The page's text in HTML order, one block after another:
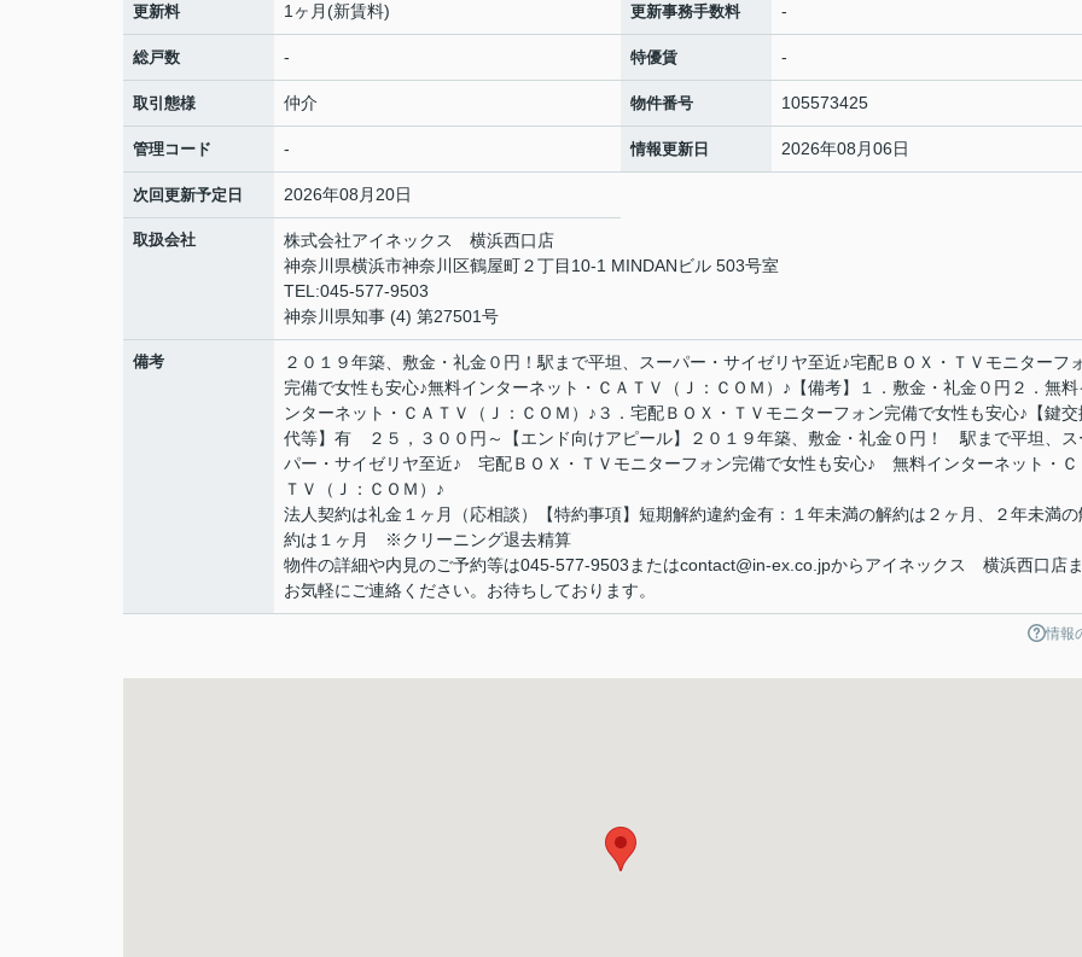
更新料 1ヶ月(新賃料) 更新事務手数料 -
総戸数 - 特優賃 -
取引態様 仲介 物件番号 105573425
管理コード - 情報更新日 2026年08月06日
次回更新予定日 2026年08月20日
取扱会社
株式会社アイネックス 横浜西口店
神奈川県横浜市神奈川区鶴屋町２丁目10-1 MINDANビル 503号室
TEL:045-577-9503
神奈川県知事 (4) 第27501号
備考
２０１９年築、敷金・礼金０円！駅まで平坦、スーパー・サイゼリヤ至近♪宅配ＢＯＸ・ＴＶモニターフ
完備で女性も安心♪無料インターネット・ＣＡＴＶ（Ｊ：ＣＯＭ）♪【備考】１．敷金・礼金０円２．無料
ンターネット・ＣＡＴＶ（Ｊ：ＣＯＭ）♪３．宅配ＢＯＸ・ＴＶモニターフォン完備で女性も安心♪【鍵交
代等】有 ２５，３００円～【エンド向けアピール】２０１９年築、敷金・礼金０円！ 駅まで平坦、ス
パー・サイゼリヤ至近♪ 宅配ＢＯＸ・ＴＶモニターフォン完備で女性も安心♪ 無料インターネット・Ｃ
ＴＶ（Ｊ：ＣＯＭ）♪
法人契約は礼金１ヶ月（応相談）【特約事項】短期解約違約金有：１年未満の解約は２ヶ月、２年未満の
約は１ヶ月 ※クリーニング退去精算
物件の詳細や内見のご予約等は045-577-9503またはcontact@in-ex.co.jpからアイネックス 横浜西口店
お気軽にご連絡ください。お待ちしております。
情報